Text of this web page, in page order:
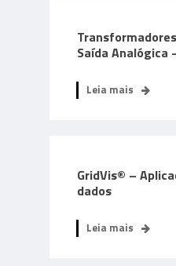
Saída Analógica
Leia mais
GridVis® –
dados
Leia mais